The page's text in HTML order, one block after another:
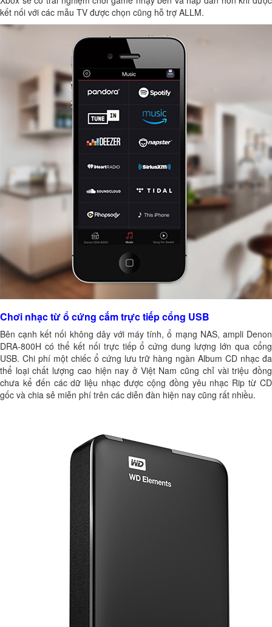
kết nối với các mẫu TV được chọn cũng hỗ trợ ALLM.
Chơi nhạc từ ổ cứng cắm trực tiếp cổng USB
Bên cạnh kết nối không dây với máy tính, ổ mạng NAS, ampli Denon
DRA-800H có thể kết nối trực tiếp ổ cứng dung lượng lớn qua cổng
USB. Chi phí một chiếc ổ cứng lưu trữ hàng ngàn Album CD nhạc đa
thể loại chất lượng cao hiện nay ở Việt Nam cũng chỉ vài triệu đồng
chưa kể đến các dữ liệu nhạc được cộng đồng yêu nhạc Rip từ CD
gốc và chia sẻ miễn phí trên các diễn đàn hiện nay cũng rất nhiều.